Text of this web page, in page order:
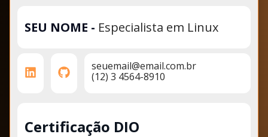
SEU NOME - Especialista em Linux
seuemail@email.com.br
(12) 3 4564-8910
Certificação DIO